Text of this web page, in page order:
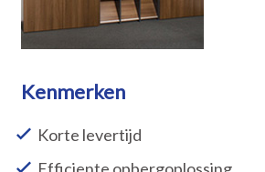
Kenmerken
Korte levertijd